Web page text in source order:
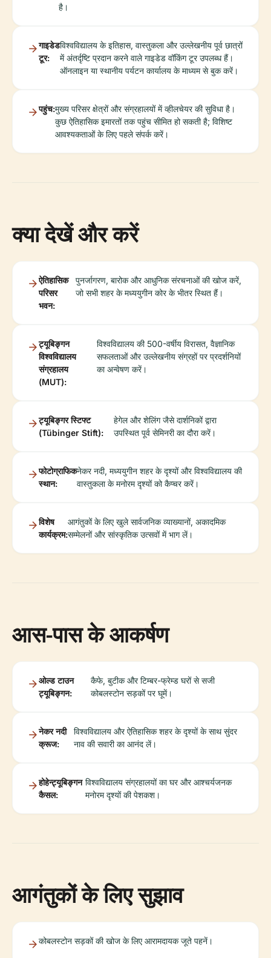
है।
गाइडेड
टूर:
विश्वविद्यालय के इतिहास, वास्तुकला और उल्लेखनीय पूर्व छात्रों
में अंतर्दृष्टि प्रदान करने वाले गाइडेड वॉकिंग टूर उपलब्ध हैं।
ऑनलाइन या स्थानीय पर्यटन कार्यालय के माध्यम से बुक करें।
पहुंच:मुख्य परिसर क्षेत्रों और संग्रहालयों में व्हीलचेयर की सुविधा है।
कुछ ऐतिहासिक इमारतों तक पहुंच सीमित हो सकती है; विशिष्ट
आवश्यकताओं के लिए पहले संपर्क करें।
क्या देखें और करें
ऐतिहासिक
परिसर
भवन:
पुनर्जागरण, बारोक और आधुनिक संरचनाओं की खोज करें,
जो सभी शहर के मध्ययुगीन कोर के भीतर स्थित हैं।
ट्यूबिङ्गन
विश्वविद्यालय
संग्रहालय
(MUT):
विश्वविद्यालय की 500-वर्षीय विरासत, वैज्ञानिक
सफलताओं और उल्लेखनीय संग्रहों पर प्रदर्शनियों
का अन्वेषण करें।
ट्यूबिङ्गर स्टिफ्ट
(Tübinger Stift):
हेगेल और शेलिंग जैसे दार्शनिकों द्वारा
उपस्थित पूर्व सेमिनरी का दौरा करें।
फोटोग्राफिक
स्थान:
नेकर नदी, मध्ययुगीन शहर के दृश्यों और विश्वविद्यालय की
वास्तुकला के मनोरम दृश्यों को कैप्चर करें।
विशेष
कार्यक्रम:
आगंतुकों के लिए खुले सार्वजनिक व्याख्यानों, अकादमिक
सम्मेलनों और सांस्कृतिक उत्सवों में भाग लें।
आस-पास के आकर्षण
ओल्ड टाउन
ट्यूबिङ्गन:
कैफे, बुटीक और टिम्बर-फ्रेम्ड घरों से सजी
कोबलस्टोन सड़कों पर घूमें।
नेकर नदी
क्रूज:
विश्वविद्यालय और ऐतिहासिक शहर के दृश्यों के साथ सुंदर
नाव की सवारी का आनंद लें।
होहेन्ट्यूबिङ्गन
कैसल:
विश्वविद्यालय संग्रहालयों का घर और आश्चर्यजनक
मनोरम दृश्यों की पेशकश।
आगंतुकों के लिए सुझाव
कोबलस्टोन सड़कों की खोज के लिए आरामदायक जूते पहनें।